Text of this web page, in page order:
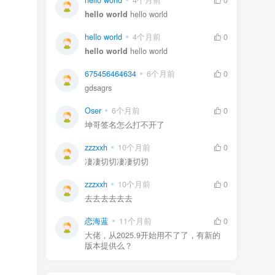
hello world hello world
hello world 4个月前
0
hello world hello world
675456464634 6个月前
0
gdsagrs
Oser 6个月前
0
坤哥签名怎么打不开了
zzzxxh 10个月前
0
凄凄切切凄凄切切
zzzxxh 10个月前
0
去去去去去去
恋海蓝 11个月前
0
大佬，从2025.9开始用不了了，有新的
版本提供么？